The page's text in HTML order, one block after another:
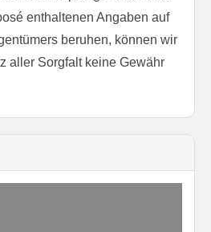
enthaltenen Angaben auf
beruhen, können wir
aller Sorgfalt keine Gewähr